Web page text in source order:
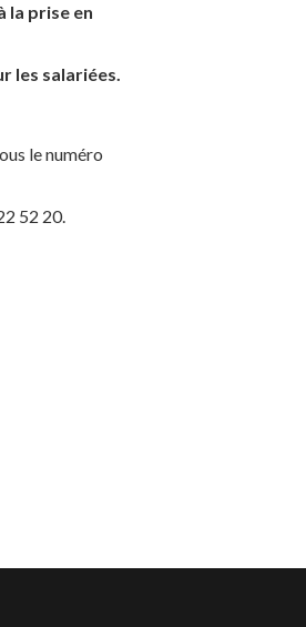
la prise en
les salariées.
le numéro
52 20.